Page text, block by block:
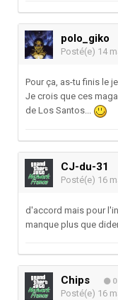
polo_giko
Posté(e) 14
Pour ça, as-tu finis le
Je crois que ces
de Los Santos...
CJ-du-31
Posté(e) 16
d'accord mais pour
manque plus que
Chips 0
Posté(e) 16